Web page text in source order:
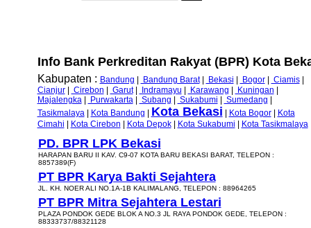
Info Bank Perkreditan Rakyat (BPR) Kota
Kabupaten : Bandung Bandung Barat| Bekasi Bogor| Ciamis|
Cianjur| Cirebon Garut| Indramayu Karawang Kuningan
Majalengka| Purwakarta| Subang Sukabumi Sumedang
Tasikmalaya| Kota Bandung Kota Bekasi Kota Bogor|
Kota
Cimahi
Kota Cirebon Kota Depok| Kota Sukabumi Kota Tasikmalaya
PD. BPR LPK Bekasi
HARAPAN BARU II KAV. C9-07 KOTA BARU BEKASI BARAT, TELEPON :
8857389(F)
PT BPR Karya Bakti Sejahtera
JL. KH. NOER ALI NO.1A-1B KALIMALANG, TELEPON : 88964265
PT BPR Mitra Sejahtera Lestari
PLAZA PONDOK GEDE BLOK A NO.3 JL RAYA PONDOK GEDE, TELEPON :
88333737/88321128